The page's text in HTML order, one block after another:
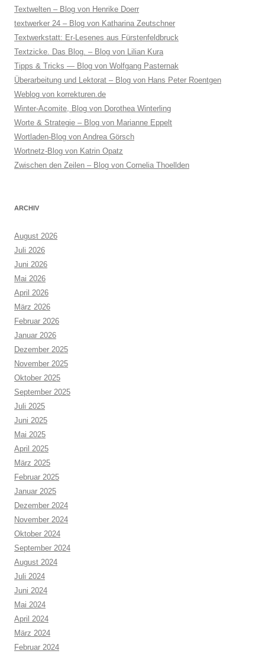
Textwelten – Blog von Henrike Doerr
textwerker 24 – Blog von Katharina Zeutschner
Textwerkstatt: Er-Lesenes aus Fürstenfeldbruck
Textzicke. Das Blog. – Blog von Lilian Kura
Tipps & Tricks — Blog von Wolfgang Pasternak
Überarbeitung und Lektorat – Blog von Hans Peter Roentgen
Weblog von korrekturen.de
Winter-Acomite, Blog von Dorothea Winterling
Worte & Strategie – Blog von Marianne Eppelt
Wortladen-Blog von Andrea Görsch
Wortnetz-Blog von Katrin Opatz
Zwischen den Zeilen – Blog von Cornelia Thoellden
ARCHIV
August 2026
Juli 2026
Juni 2026
Mai 2026
April 2026
März 2026
Februar 2026
Januar 2026
Dezember 2025
November 2025
Oktober 2025
September 2025
Juli 2025
Juni 2025
Mai 2025
April 2025
März 2025
Februar 2025
Januar 2025
Dezember 2024
November 2024
Oktober 2024
September 2024
August 2024
Juli 2024
Juni 2024
Mai 2024
April 2024
März 2024
Februar 2024